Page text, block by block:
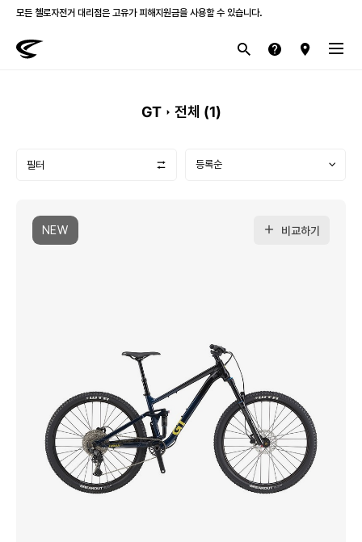
모든 첼로자전거 대리점은 고유가 피해지원금을 사용할 수 있습니다.
첼로 전 제품 삼성카드 / KB국민카드 12개월 무이자 할부 행사를 진행하고 있습니다.
GT 전체 (1)
필터
NEW 비교하기